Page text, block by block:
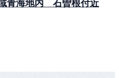
青海地内 石曽根付近